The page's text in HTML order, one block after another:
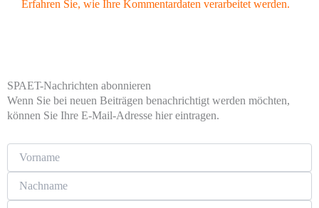
Erfahren Sie, wie Ihre Kommentardaten verarbeitet werden.
SPAET-Nachrichten abonnieren
Wenn Sie bei neuen Beiträgen benachrichtigt werden möchten,
können Sie Ihre E-Mail-Adresse hier eintragen.